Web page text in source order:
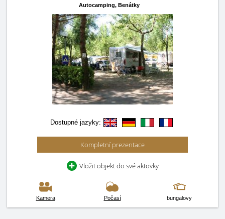
Autocamping, Benátky
Dostupné jazyky:
Kompletní prezentace
Vložit objekt do své aktovky
Kamera Počasí bungalovy